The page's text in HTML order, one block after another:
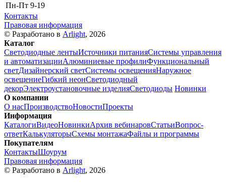
Пн-Пт 9-19
Контакты
Правовая информация
© Разработано в Arlight, 2026
Каталог
Светодиодные лентыИсточники питанияСистемы управления
и автоматизацииАлюминиевые профилиФункциональный
светДизайнерский светСистемы освещенияНаружное
освещениеГибкий неонСветодиодный
декорЭлектроустановочные изделияСветодиоды Новинки
О компании
О насПроизводствоНовостиПроекты
Информация
КаталогиВидеоНовинкиАрхив вебинаровСтатьиВопрос-
ответКалькуляторыСхемы монтажаФайлы и программы
Покупателям
КонтактыШоурум
Правовая информация
© Разработано в Arlight, 2026